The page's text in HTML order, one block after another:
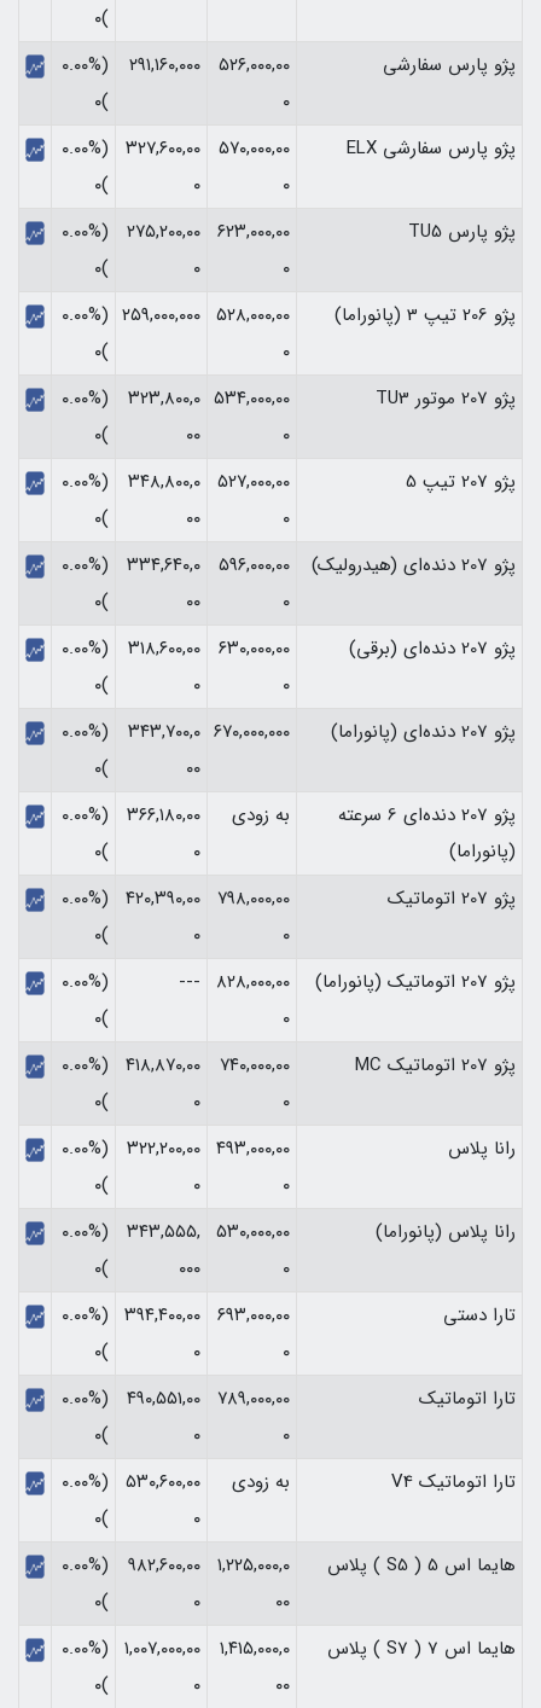
)۰
پژو پارس سفارشی
۵۲۶,۰۰۰,۰۰
۰
۲۹۱,۱۶۰,۰۰۰
(۰.۰۰%
)۰
پژو پارس سفارشی ELX
۵۷۰,۰۰۰,۰۰
۰
۳۲۷,۶۰۰,۰۰
۰
(۰.۰۰%
)۰
پژو پارس TU5
۶۲۳,۰۰۰,۰۰
۰
۲۷۵,۲۰۰,۰۰
۰
(۰.۰۰%
)۰
پژو 206 تیپ 3 (پانوراما)
۵۲۸,۰۰۰,۰۰
۰
۲۵۹,۰۰۰,۰۰۰
(۰.۰۰%
)۰
پژو 207 موتور TU3
۵۳۴,۰۰۰,۰۰
۰
۳۲۳,۸۰۰,۰
۰۰
(۰.۰۰%
)۰
پژو 207 تیپ 5
۵۲۷,۰۰۰,۰۰
۰
۳۴۸,۸۰۰,۰
۰۰
(۰.۰۰%
)۰
پژو 207 دنده‌ای (هیدرولیک)
۵۹۶,۰۰۰,۰۰
۰
۳۳۴,۶۴۰,۰
۰۰
(۰.۰۰%
)۰
پژو 207 دنده‌ای (برقی)
۶۳۰,۰۰۰,۰۰
۰
۳۱۸,۶۰۰,۰۰
۰
(۰.۰۰%
)۰
پژو 207 دنده‌ای (پانوراما)
۶۷۰,۰۰۰,۰۰۰ ۳۴۳,۷۰۰,۰
۰۰
(۰.۰۰%
)۰
پژو 207 دنده‌ای 6 سرعته
(پانوراما)
به زودی
۳۶۶,۱۸۰,۰۰
۰
(۰.۰۰%
)۰
پژو 207 اتوماتیک
۷۹۸,۰۰۰,۰۰
۰
۴۲۰,۳۹۰,۰۰
۰
(۰.۰۰%
)۰
پژو 207 اتوماتیک (پانوراما)
۸۲۸,۰۰۰,۰۰
۰
---
(۰.۰۰%
)۰
پژو 207 اتوماتیک MC
۷۴۰,۰۰۰,۰۰
۰
۴۱۸,۸۷۰,۰۰
۰
(۰.۰۰%
)۰
رانا پلاس
۴۹۳,۰۰۰,۰۰
۰
۳۲۲,۲۰۰,۰۰
۰
(۰.۰۰%
)۰
رانا پلاس (پانوراما)
۵۳۰,۰۰۰,۰۰
۰
۳۴۳,۵۵۵,
۰۰۰
(۰.۰۰%
)۰
تارا دستی
۶۹۳,۰۰۰,۰۰
۰
۳۹۴,۴۰۰,۰۰
۰
(۰.۰۰%
)۰
تارا اتوماتیک
۷۸۹,۰۰۰,۰۰
۰
۴۹۰,۵۵۱,۰۰
۰
(۰.۰۰%
)۰
تارا اتوماتیک V4
به زودی
۵۳۰,۶۰۰,۰۰
۰
(۰.۰۰%
)۰
هایما اس 5 ( S5 ) پلاس
۱,۲۲۵,۰۰۰,۰
۰۰
۹۸۲,۶۰۰,۰۰
۰
(۰.۰۰%
)۰
هایما اس 7 ( S7 ) پلاس
۱,۴۱۵,۰۰۰,۰
۰۰
۱,۰۰۷,۰۰۰,۰۰
۰
(۰.۰۰%
)۰